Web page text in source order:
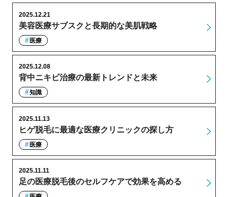
美容医療サブスクと長期的な美肌戦略
2025.12.21
医療
背中ニキビ治療の最新トレンドと未来
2025.12.08
知識
ヒゲ脱毛に最適な医療クリニックの探し方
2025.11.13
医療
足の医療脱毛後のセルフケアで効果を高める
2025.11.11